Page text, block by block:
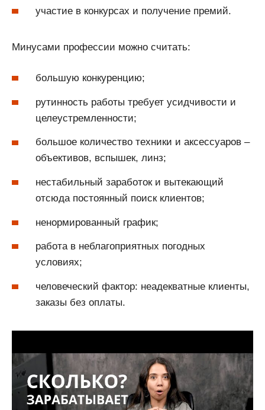
участие в конкурсах и получение премий.
Минусами профессии можно считать:
большую конкуренцию;
рутинность работы требует усидчивости и
целеустремленности;
большое количество техники и аксессуаров –
объективов, вспышек, линз;
нестабильный заработок и вытекающий
отсюда постоянный поиск клиентов;
ненормированный график;
работа в неблагоприятных погодных
условиях;
человеческий фактор: неадекватные клиенты,
заказы без оплаты.